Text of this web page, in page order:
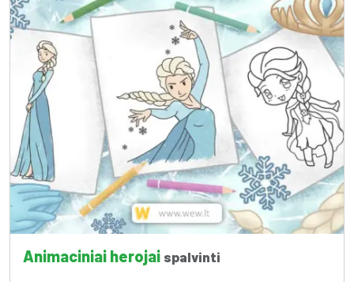
Animaciniai herojai spalvinti